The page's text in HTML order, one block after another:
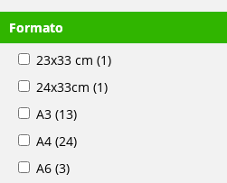
Formato
23x33 cm (1)
24x33cm (1)
A3 (13)
A4 (24)
A6 (3)